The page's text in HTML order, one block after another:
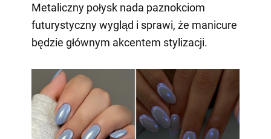
Metaliczny połysk nada paznokciom
futurystyczny wygląd i sprawi, że manicure
będzie głównym akcentem stylizacji.